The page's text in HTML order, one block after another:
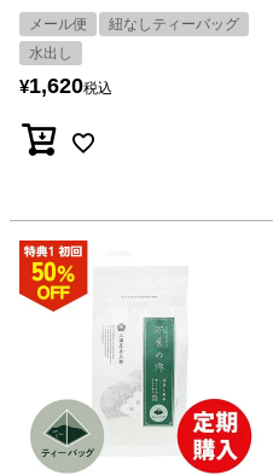
メール便
紐なしティーバッグ
水出し
¥1,620税込